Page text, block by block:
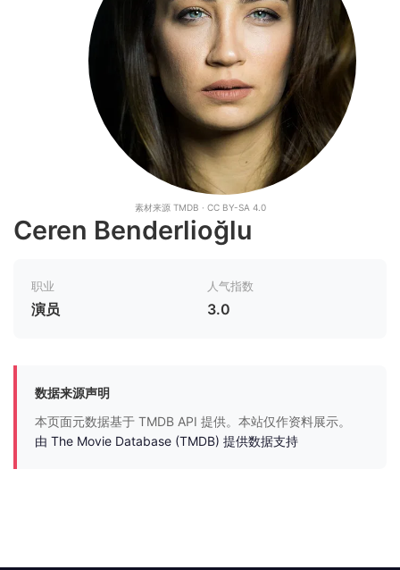
素材来源 TMDB · CC BY-SA 4.0
Ceren Benderlioğlu
职业
演员
人气指数
3.0
数据来源声明
本页面元数据基于 TMDB API 提供。本站仅作资料展示。
由 The Movie Database (TMDB) 提供数据支持